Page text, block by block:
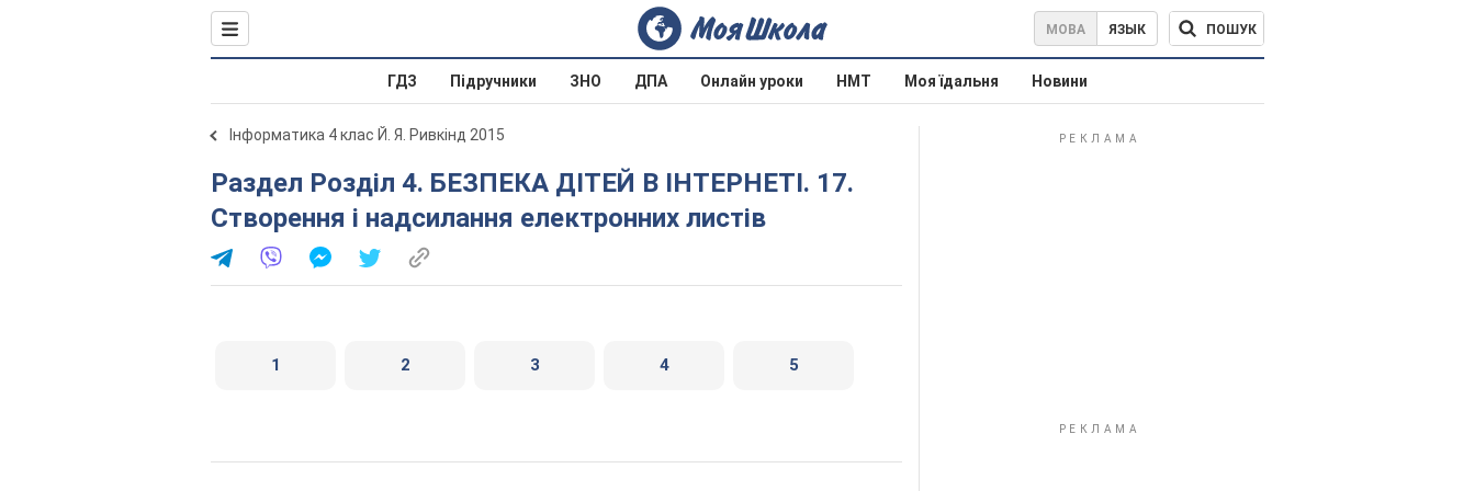
МОВА ЯЗЫК ПОШУК
ГДЗ Підручники ЗНО ДПА Онлайн уроки НМТ Моя їдальня Новини
Інформатика 4 клас Й. Я. Ривкінд 2015
Раздел Розділ 4. БЕЗПЕКА ДІТЕЙ В ІНТЕРНЕТІ. 17.
Створення і надсилання електронних листів
1 2 3 4 5